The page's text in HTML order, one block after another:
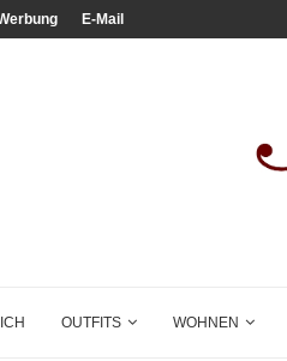
E-Mail
OUTFITS WOHNEN